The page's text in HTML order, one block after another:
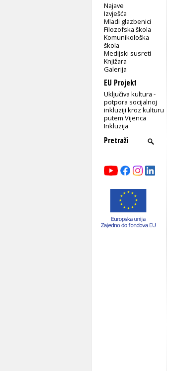
Najave
Izvješća
Mladi glazbenici
Filozofska škola
Komunikološka
škola
Medijski susreti
Knjižara
Galerija
EU Projekt
Uključiva kultura -
potpora socijalnoj
inkluziji kroz kulturu
putem Vijenca
Inkluzija